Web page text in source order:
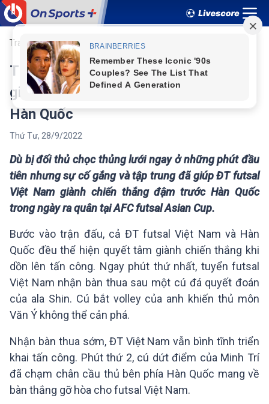
Trang chủ Việt Nam Giải khác
Thi đấu cực hay, ĐT futsal Việt Nam
giành chiến thắng tưng bừng trước
Hàn Quốc
Thứ Tư, 28/9/2022
Dù bị đối thủ chọc thủng lưới ngay ở những phút đầu
tiên nhưng sự cố gắng và tập trung đã giúp ĐT futsal
Việt Nam giành chiến thắng đậm trước Hàn Quốc
trong ngày ra quân tại AFC futsal Asian Cup.
Bước vào trận đấu, cả ĐT futsal Việt Nam và Hàn
Quốc đều thể hiện quyết tâm giành chiến thắng khi
dồn lên tấn công. Ngay phút thứ nhất, tuyển futsal
Việt Nam nhận bàn thua sau một cú đá quyết đoán
của ala Shin. Cú bắt volley của anh khiến thủ môn
Văn Ý không thể cản phá.
Nhận bàn thua sớm, ĐT Việt Nam vẫn bình tĩnh triển
khai tấn công. Phút thứ 2, cú dứt điểm của Minh Trí
đã chạm chân cầu thủ bên phía Hàn Quốc mang về
bàn thắng gỡ hòa cho futsal Việt Nam.